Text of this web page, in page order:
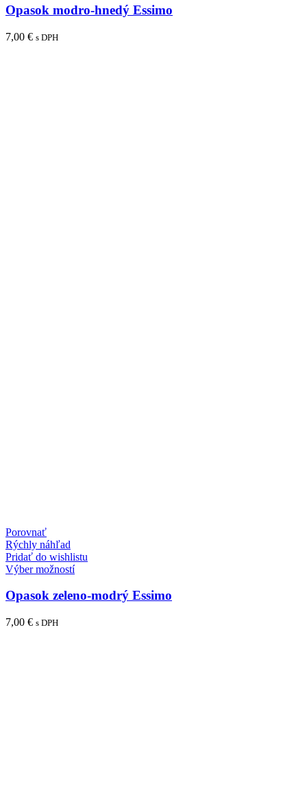
má
viacero
Opasok modro-hnedý Essimo
7,00 € s DPH
Porovnať
Rýchly náhľad
Pridať do wishlistu
Výber možnostíTento
má
Opasok zeleno-modrý Essimo
7,00 € s DPH